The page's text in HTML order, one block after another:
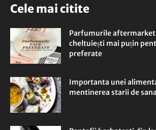
Cele mai citite
Parfumurile aftermarket
cheltuiești mai puțin
preferate
Importanta unei
mentinerea starii de